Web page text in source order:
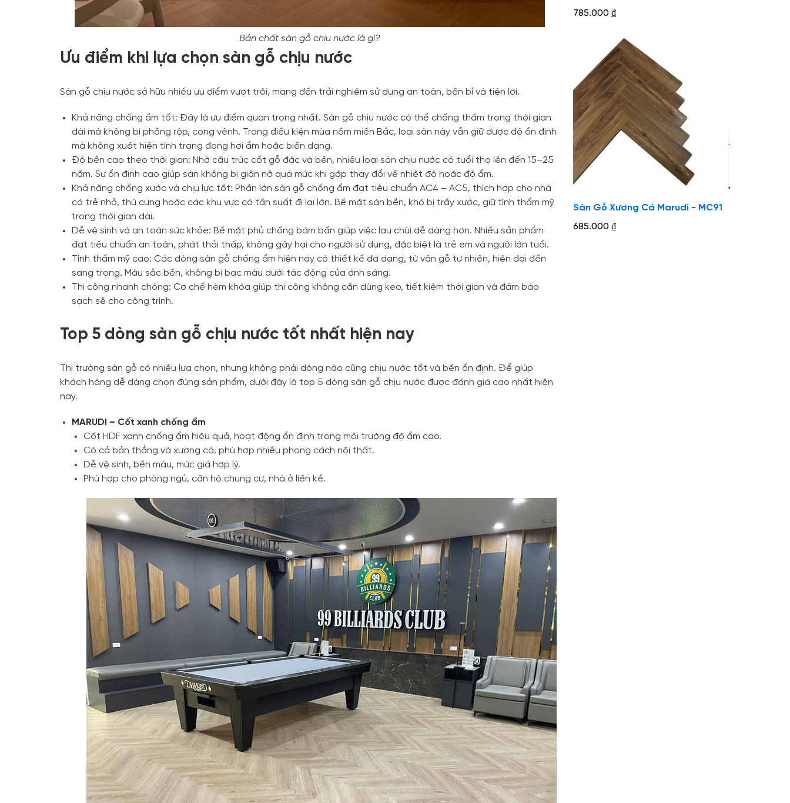
Bản chất sàn gỗ chịu nước là gì?
Ưu điểm khi lựa chọn sàn gỗ chịu nước
Sàn gỗ chịu nước sở hữu nhiều ưu điểm vượt trội, mang đến trải nghiệm sử dụng an toàn, bền bỉ và tiện lợi.
Khả năng chống ẩm tốt: Đây là ưu điểm quan trọng nhất. Sàn gỗ chịu nước có thể chống thấm trong thời gian
dài mà không bị phồng rộp, cong vênh. Trong điều kiện mùa nồm miền Bắc, loại sàn này vẫn giữ được độ ổn định
mà không xuất hiện tình trạng đọng hơi ẩm hoặc biến dạng.
Độ bền cao theo thời gian: Nhờ cấu trúc cốt gỗ đặc và bền, nhiều loại sàn chịu nước có tuổi thọ lên đến 15–25
năm. Sự ổn định cao giúp sàn không bị giãn nở quá mức khi gặp thay đổi về nhiệt độ hoặc độ ẩm.
Khả năng chống xước và chịu lực tốt: Phần lớn sàn gỗ chống ẩm đạt tiêu chuẩn AC4 – AC5, thích hợp cho nhà
có trẻ nhỏ, thú cưng hoặc các khu vực có tần suất đi lại lớn. Bề mặt sàn bền, khó bị trầy xước, giữ tính thẩm mỹ
trong thời gian dài.
Dễ vệ sinh và an toàn sức khỏe: Bề mặt phủ chống bám bẩn giúp việc lau chùi dễ dàng hơn. Nhiều sản phẩm
đạt tiêu chuẩn an toàn, phát thải thấp, không gây hại cho người sử dụng, đặc biệt là trẻ em và người lớn tuổi.
Tính thẩm mỹ cao: Các dòng sàn gỗ chống ẩm hiện nay có thiết kế đa dạng, từ vân gỗ tự nhiên, hiện đại đến
sang trọng. Màu sắc bền, không bị bạc màu dưới tác động của ánh sáng.
Thi công nhanh chóng: Cơ chế hèm khóa giúp thi công không cần dùng keo, tiết kiệm thời gian và đảm bảo
sạch sẽ cho công trình.
Top 5 dòng sàn gỗ chịu nước tốt nhất hiện nay
Thị trường sàn gỗ có nhiều lựa chọn, nhưng không phải dòng nào cũng chịu nước tốt và bền ổn định. Để giúp
khách hàng dễ dàng chọn đúng sản phẩm, dưới đây là top 5 dòng sàn gỗ chịu nước được đánh giá cao nhất hiện
nay.
MARUDI – Cốt xanh chống ẩm
Cốt HDF xanh chống ẩm hiệu quả, hoạt động ổn định trong môi trường độ ẩm cao.
Có cả bản thẳng và xương cá, phù hợp nhiều phong cách nội thất.
Dễ vệ sinh, bền màu, mức giá hợp lý.
Phù hợp cho phòng ngủ, căn hộ chung cư, nhà ở liền kề.
785.000 ₫
Sàn Gỗ Xương Cá Marudi - MC91
685.000 ₫